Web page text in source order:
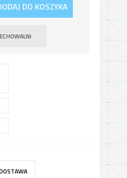
DO KOSZYKA